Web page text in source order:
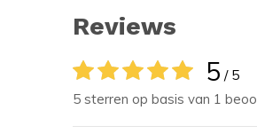
Reviews
5 / 5
5 sterren op basis van 1